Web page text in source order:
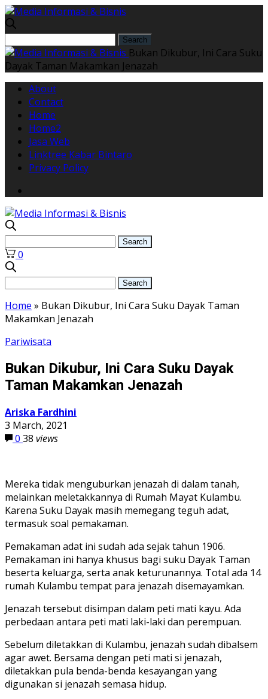
Bukan Dikubur, Ini Cara Suku
Dayak Taman Makamkan Jenazah
About
Contact
Home
Home2
Jasa Web
Linktree Kabar Bintaro
Privacy Policy
0
Home » Bukan Dikubur, Ini Cara Suku Dayak Taman
Makamkan Jenazah
Pariwisata
Bukan Dikubur, Ini Cara Suku Dayak
Taman Makamkan Jenazah
Ariska Fardhini
3 March, 2021
0 38 views
Mereka tidak menguburkan jenazah di dalam tanah,
melainkan meletakkannya di Rumah Mayat Kulambu.
Karena Suku Dayak masih memegang teguh adat,
termasuk soal pemakaman.
Pemakaman adat ini sudah ada sejak tahun 1906.
Pemakaman ini hanya khusus bagi suku Dayak Taman
beserta keluarga, serta anak keturunannya. Total ada 14
rumah Kulambu tempat para jenazah disemayamkan.
Jenazah tersebut disimpan dalam peti mati kayu. Ada
perbedaan antara peti mati laki-laki dan perempuan.
Sebelum diletakkan di Kulambu, jenazah sudah dibalsem
agar awet. Bersama dengan peti mati si jenazah,
diletakkan pula benda-benda kesayangan yang
digunakan si jenazah semasa hidup.